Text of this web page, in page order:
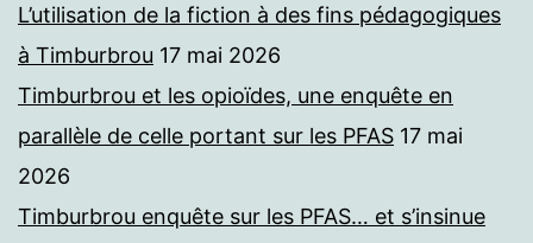
L’utilisation de la fiction à des fins pédagogiques
à Timburbrou 17 mai 2026
Timburbrou et les opioïdes, une enquête en
parallèle de celle portant sur les PFAS 17 mai
2026
Timburbrou enquête sur les PFAS… et s’insinue